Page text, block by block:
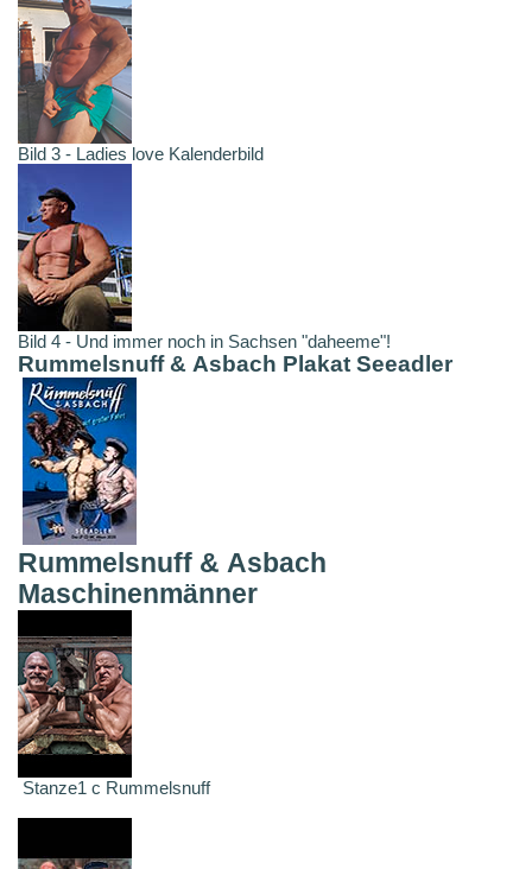
Bild 3 - Ladies love Kalenderbild
Bild 4 - Und immer noch in Sachsen "daheeme"!
Rummelsnuff & Asbach Plakat Seeadler
Rummelsnuff & Asbach
Maschinenmänner
Stanze1 c Rummelsnuff